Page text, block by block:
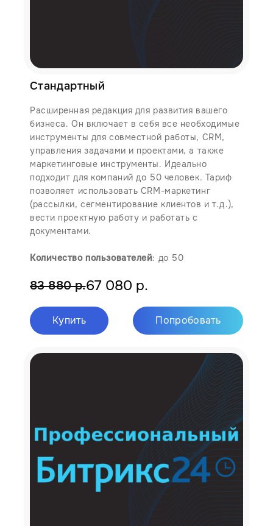
Стандартный
Расширенная редакция для развития вашего
бизнеса. Он включает в себя все необходимые
инструменты для совместной работы, CRM,
управления задачами и проектами, а также
маркетинговые инструменты. Идеально
подходит для компаний до 50 человек. Тариф
позволяет использовать CRM-маркетинг
(рассылки, сегментирование клиентов и т.д.),
вести проектную работу и работать с
документами.
Количество пользователей: до 50
83 880 р.67 080 р.
Купить Попробовать